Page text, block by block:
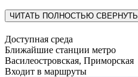
ЧИТАТЬ ПОЛНОСТЬЮ СВЕРНУТЬ
Доступная среда
Ближайшие станции метро
Василеостровская, Приморская
Входит в маршруты